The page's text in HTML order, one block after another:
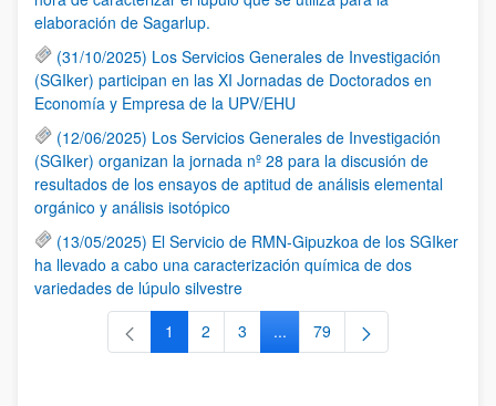
elaboración de Sagarlup.
(31/10/2025) Los Servicios Generales de Investigación
(SGIker) participan en las XI Jornadas de Doctorados en
Economía y Empresa de la UPV/EHU
(12/06/2025) Los Servicios Generales de Investigación
(SGIker) organizan la jornada nº 28 para la discusión de
resultados de los ensayos de aptitud de análisis elemental
orgánico y análisis isotópico
(13/05/2025) El Servicio de RMN-Gipuzkoa de los SGIker
ha llevado a cabo una caracterización química de dos
variedades de lúpulo silvestre
Página
1 Página
2 Página
3 ...Páginas intermedias Use TAB
Página
79